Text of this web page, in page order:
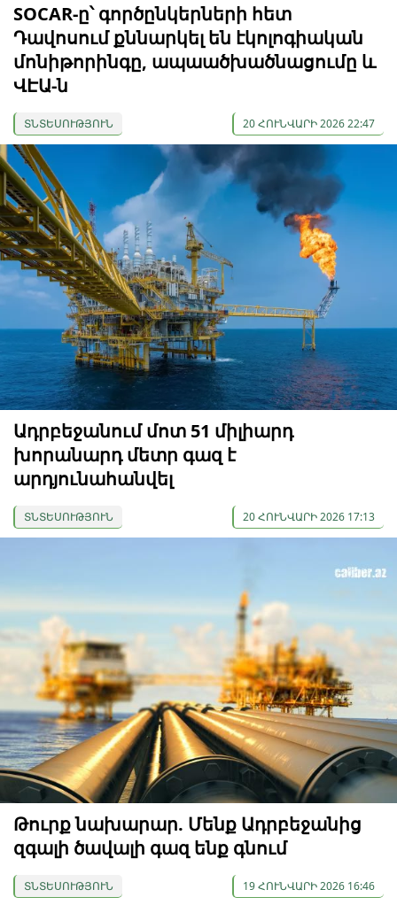
SOCAR-ը՝ գործընկերների հետ
Դավոսում քննարկել են էկոլոգիական
մոնիթորինգը, ապաածխածնացումը և
ՎԷԱ-ն
ՏՆՏԵՍՈՒԹՅՈՒՆ 20 ՀՈՒՆՎԱՐԻ 2026 22:47
Ադրբեջանում մոտ 51 միլիարդ
խորանարդ մետր գազ է
արդյունահանվել
ՏՆՏԵՍՈՒԹՅՈՒՆ 20 ՀՈՒՆՎԱՐԻ 2026 17:13
Թուրք նախարար. Մենք Ադրբեջանից
զգալի ծավալի գազ ենք գնում
ՏՆՏԵՍՈՒԹՅՈՒՆ 19 ՀՈՒՆՎԱՐԻ 2026 16:46